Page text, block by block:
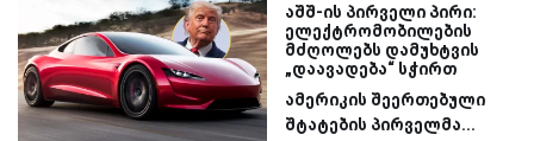
აშშ-ის პირველი პირი:
ელექტრომობილების
მძღოლებს დამუხტვის
„დაავადება“ სჭირთ
ამერიკის შეერთებული
შტატების პირველმა...